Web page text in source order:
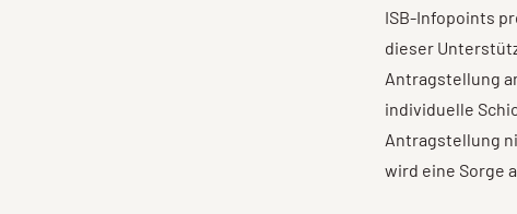
ISB-Infopoints
dieser
Antragstellung
individuelle
Antragstellung
wird eine Sorge